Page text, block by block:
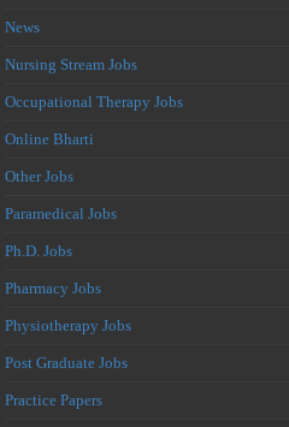
News
Nursing Stream Jobs
Occupational Therapy Jobs
Online Bharti
Other Jobs
Paramedical Jobs
Ph.D. Jobs
Pharmacy Jobs
Physiotherapy Jobs
Post Graduate Jobs
Practice Papers